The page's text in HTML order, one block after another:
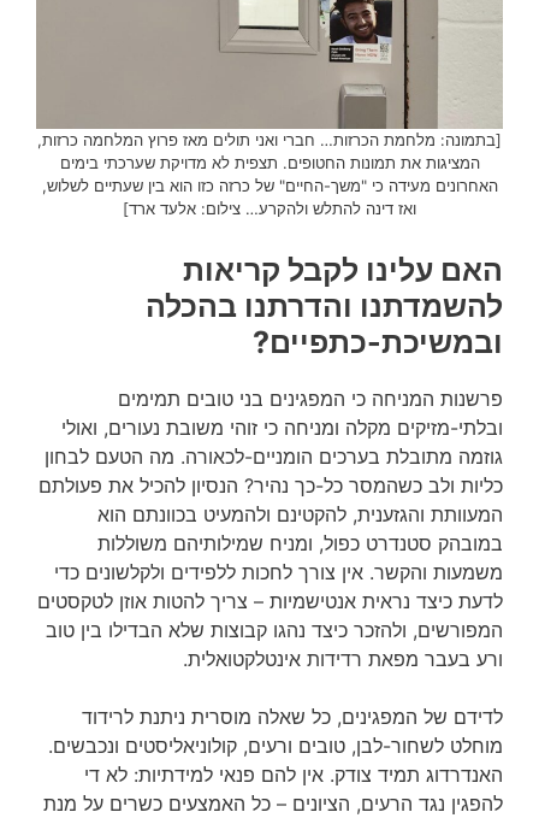
[בתמונה: מלחמת הכרזות… חברי ואני תולים מאז פרוץ המלחמה כרזות,
המציגות את תמונות החטופים. תצפית לא מדויקת שערכתי בימים
האחרונים מעידה כי "משך-החיים" של כרזה כזו הוא בין שעתיים לשלוש,
ואז דינה להתלש ולהקרע… צילום: אלעד ארד]
האם עלינו לקבל קריאות
להשמדתנו והדרתנו בהכלה
ובמשיכת-כתפיים?
פרשנות המניחה כי המפגינים בני טובים תמימים
ובלתי-מזיקים מקלה ומניחה כי זוהי משובת נעורים, ואולי
גוזמה מתובלת בערכים הומניים-לכאורה. מה הטעם לבחון
כליות ולב כשהמסר כל-כך נהיר? הנסיון להכיל את פעולתם
המעוותת והגזענית, להקטינם ולהמעיט בכוונתם הוא
במובהק סטנדרט כפול, ומניח שמילותיהם משוללות
משמעות והקשר. אין צורך לחכות ללפידים ולקלשונים כדי
לדעת כיצד נראית אנטישמיות – צריך להטות אוזן לטקסטים
המפורשים, ולהזכר כיצד נהגו קבוצות שלא הבדילו בין טוב
ורע בעבר מפאת רדידות אינטלקטואלית.
לדידם של המפגינים, כל שאלה מוסרית ניתנת לרידוד
מוחלט לשחור-לבן, טובים ורעים, קולוניאליסטים ונכבשים.
האנדרדוג תמיד צודק. אין להם פנאי למידתיות: לא די
להפגין נגד הרעים, הציונים – כל האמצעים כשרים על מנת